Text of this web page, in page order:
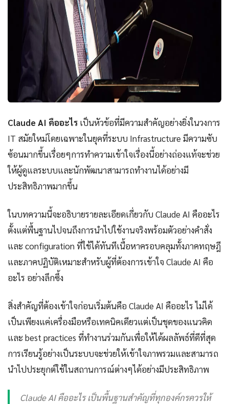
Claude AI คืออะไร เป็นหัวข้อที่มีความสำคัญอย่างยิ่งในวงการ
IT สมัยใหม่โดยเฉพาะในยุคที่ระบบ Infrastructure มีความซับ
ซ้อนมากขึ้นเรื่อยๆการทำความเข้าใจเรื่องนี้อย่างถ่องแท้จะช่วย
ให้ผู้ดูแลระบบและนักพัฒนาสามารถทำงานได้อย่างมี
ประสิทธิภาพมากขึ้น
ในบทความนี้จะอธิบายรายละเอียดเกี่ยวกับ Claude AI คืออะไร
ตั้งแต่พื้นฐานไปจนถึงการนำไปใช้งานจริงพร้อมตัวอย่างคำสั่ง
และ configuration ที่ใช้ได้ทันทีเนื้อหาครอบคลุมทั้งภาคทฤษฎี
และภาคปฏิบัติเหมาะสำหรับผู้ที่ต้องการเข้าใจ Claude AI คือ
อะไร อย่างลึกซึ้ง
สิ่งสำคัญที่ต้องเข้าใจก่อนเริ่มต้นคือ Claude AI คืออะไร ไม่ได้
เป็นเพียงแค่เครื่องมือหรือเทคนิคเดียวแต่เป็นชุดของแนวคิด
และ best practices ที่ทำงานร่วมกันเพื่อให้ได้ผลลัพธ์ที่ดีที่สุด
การเรียนรู้อย่างเป็นระบบจะช่วยให้เข้าใจภาพรวมและสามารถ
นำไปประยุกต์ใช้ในสถานการณ์ต่างๆได้อย่างมีประสิทธิภาพ
Claude AI คืออะไร เป็นพื้นฐานสำคัญที่ทุกองค์กรควรให้